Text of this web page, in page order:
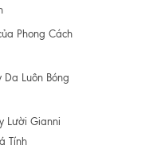
Phong Cách
Luôn Bóng
Lười Gianni
Tính